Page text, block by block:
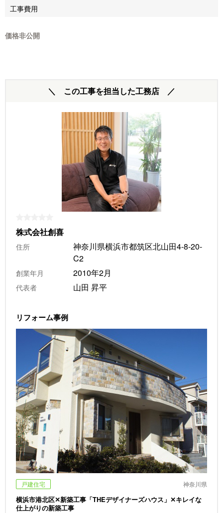
工事費用
価格非公開
＼ この工事を担当した工務店 ／
株式会社創喜
住所
神奈川県横浜市都筑区北山田4-8-20-
C2
創業年月 2010年2月
代表者 山田 昇平
リフォーム事例
戸建住宅 神奈川県
横浜市港北区✕新築工事「THEデザイナーズハウス」✕キレイな
仕上がりの新築工事